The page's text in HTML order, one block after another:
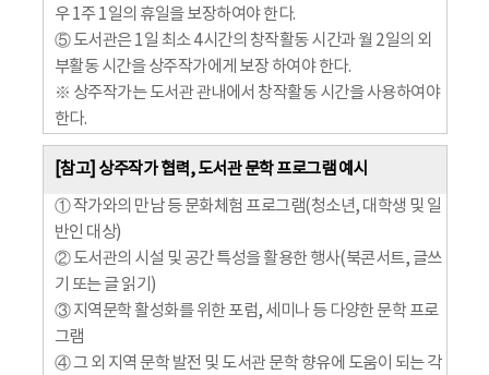
우 1주 1일의 휴일을 보장하여야 한다.
⑤ 도서관은 1일 최소 4시간의 창작활동 시간과 월 2일의 외
부활동 시간을 상주작가에게 보장 하여야 한다.
※ 상주작가는 도서관 관내에서 창작활동 시간을 사용하여야
한다.
[참고] 상주작가 협력, 도서관 문학 프로그램 예시
① 작가와의 만남 등 문화체험 프로그램(청소년, 대학생 및 일
반인 대상)
② 도서관의 시설 및 공간 특성을 활용한 행사(북콘서트, 글쓰
기 또는 글 읽기)
③ 지역문학 활성화를 위한 포럼, 세미나 등 다양한 문학 프로
그램
④ 그 외 지역 문학 발전 및 도서관 문학 향유에 도움이 되는 각